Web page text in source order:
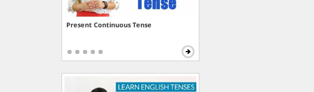
Present Continuous Tense